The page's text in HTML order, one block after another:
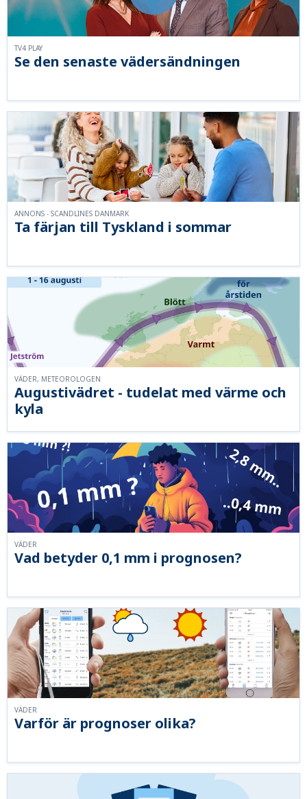
Se den senaste vädersändningen
TV4 PLAY
Ta färjan till Tyskland i sommar
ANNONS - SCANDLINES DANMARK
Augustivädret - tudelat med värme och
kyla
VÄDER, METEOROLOGEN
Vad betyder 0,1 mm i prognosen?
VÄDER
Varför är prognoser olika?
VÄDER